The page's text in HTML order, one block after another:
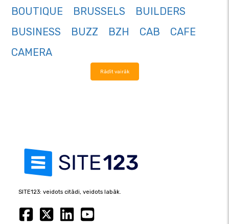
BOUTIQUE
BRUSSELS
BUILDERS
BUSINESS
BUZZ BZH CAB
CAFE
CAMERA
Rādīt vairāk
SITE123: veidots citādi, veidots labāk.